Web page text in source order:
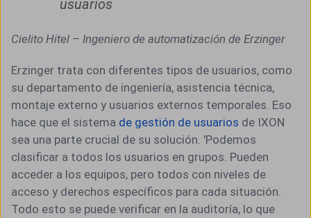
usuarios
Cielito Hitel – Ingeniero de automatización de Erzinger
Erzinger trata con diferentes tipos de usuarios, como
su departamento de ingeniería, asistencia técnica,
montaje externo y usuarios externos temporales. Eso
hace que el sistema de gestión de usuarios de IXON
sea una parte crucial de su solución. 'Podemos
clasificar a todos los usuarios en grupos. Pueden
acceder a los equipos, pero todos con niveles de
acceso y derechos específicos para cada situación.
Todo esto se puede verificar en la auditoría, lo que